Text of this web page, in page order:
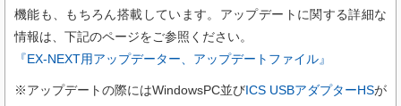
機能も、もちろん搭載しています。アップデートに関する詳細な
情報は、下記のページをご参照ください。
『EX-NEXT用アップデーター、アップデートファイル』
※アップデートの際にはWindowsPC並びICS USBアダプターHSが